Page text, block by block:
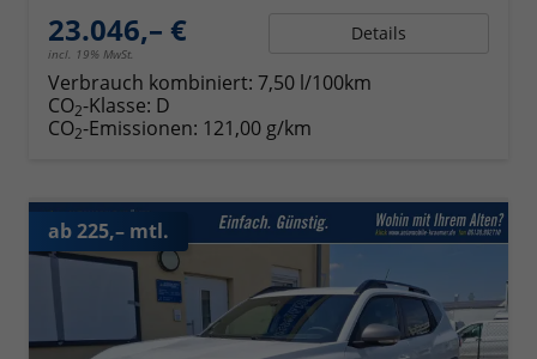
23.046,– €
incl. 19% MwSt.
Details
Verbrauch kombiniert: 7,50 l/100km
CO2-Klasse: D
CO2-Emissionen: 121,00 g/km
ab 225,– mtl.